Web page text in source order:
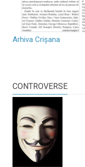
Arhiva Crișana
CONTROVERSE